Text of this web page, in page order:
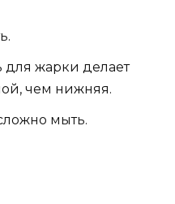
для жарки делает
чем нижняя.
мыть.